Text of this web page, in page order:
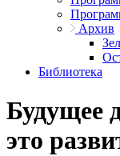
Архив
Библиотека
Будущее
это